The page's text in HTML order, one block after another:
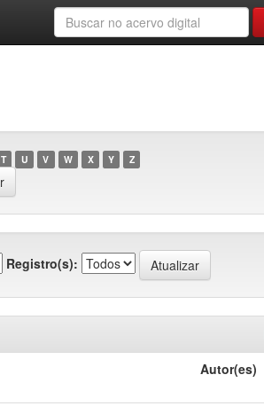
T U V W X Y Z
Registro(s):
Autor(es)